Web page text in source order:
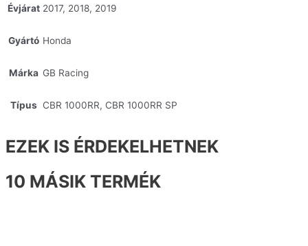
Évjárat 2017, 2018, 2019
Gyártó Honda
Márka GB Racing
Típus CBR 1000RR, CBR 1000RR SP
EZEK IS ÉRDEKELHETNEK
10 MÁSIK TERMÉK